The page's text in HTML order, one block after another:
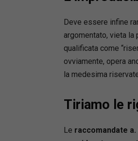
Deve essere infine
argomentato, vieta
qualificata come
ovviamente, opera
la medesima
Tiriamo le
Le raccomandate a.